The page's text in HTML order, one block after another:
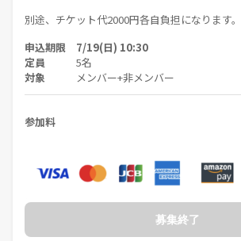
別途、チケット代2000円各自負担になります。
申込期限 7/19(日) 10:30
定員 5名
対象 メンバー+非メンバー
参加料
募集終了